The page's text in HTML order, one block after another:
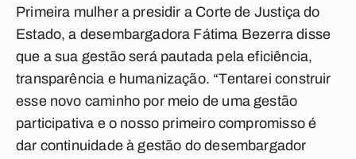
Primeira mulher a presidir a Corte de Justiça do
Estado, a desembargadora Fátima Bezerra disse
que a sua gestão será pautada pela eficiência,
transparência e humanização. “Tentarei construir
esse novo caminho por meio de uma gestão
participativa e o nosso primeiro compromisso é
dar continuidade à gestão do desembargador